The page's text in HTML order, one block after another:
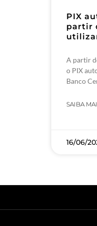
PIX
partir
A partir
o PIX
Banco
SAIBA
16/06/